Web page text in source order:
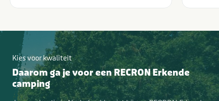
Kies voor kwaliteit
Daarom ga je voor een RECRON Erkende
camping